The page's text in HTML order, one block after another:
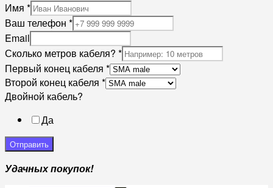
Имя *
Ваш телефон *
Email
Сколько метров кабеля? *
Первый конец кабеля *
Второй конец кабеля *
Двойной кабель?
Да
Отправить
Удачных покупок!